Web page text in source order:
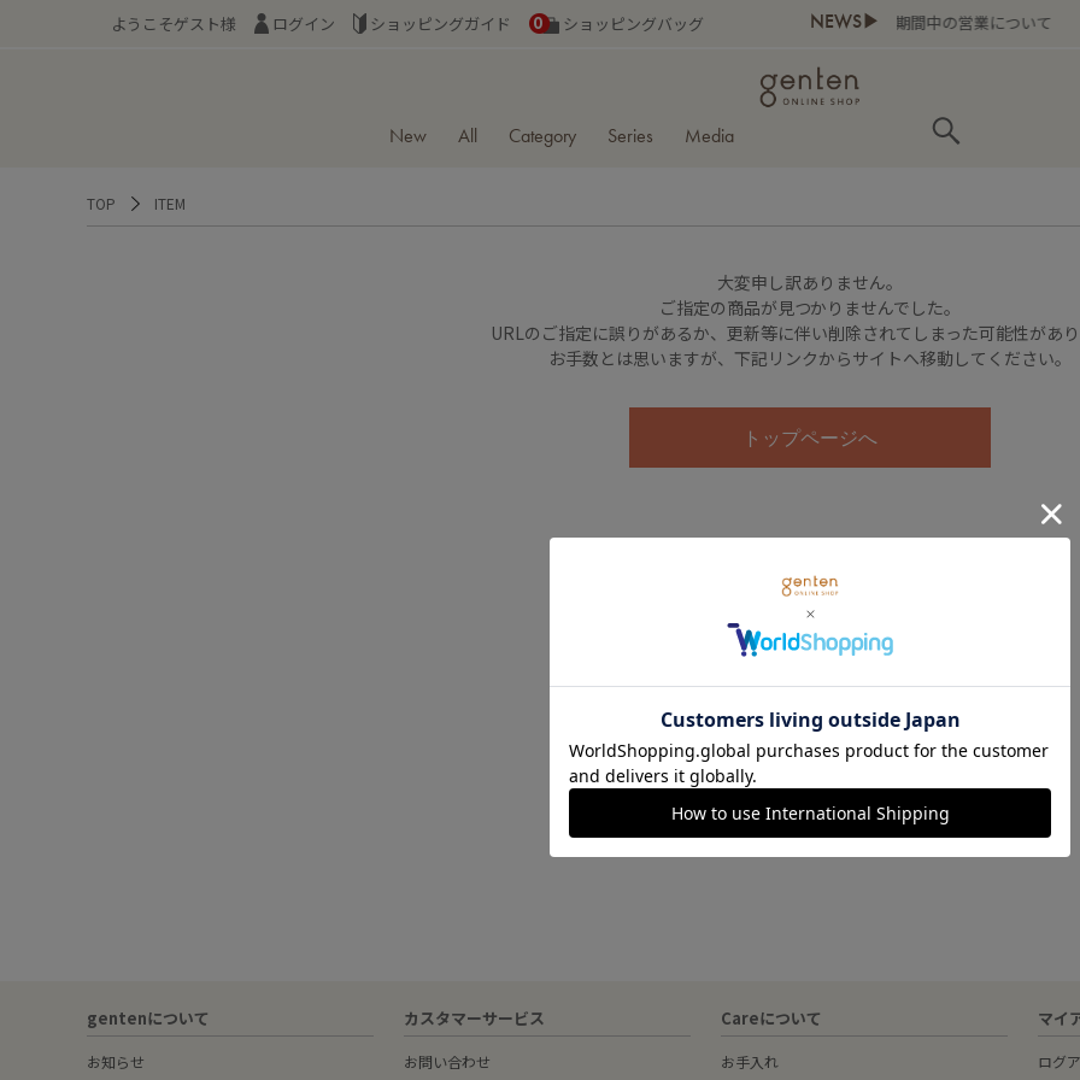
ようこそゲスト様 ログイン ショッピングガイド ショッピングバッグ
0 NEWS▶
お盆期間中の営業について
New All Category Series Media
TOP ITEM
大変申し訳ありません。
ご指定の商品が見つかりませんでした。
URLのご指定に誤りがあるか、更新等に伴い削除されてしまった可能性があ
お手数とは思いますが、下記リンクからサイトへ移動してください。
トップページへ
gentenについて
お知らせ
カスタマーサービス
お問い合わせ
Careについて
お手入れ
マイ
ログ